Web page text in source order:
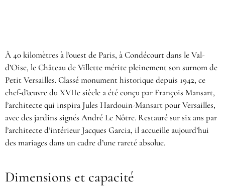
À 40 kilomètres à l’ouest de Paris, à Condécourt dans le Val-
d’Oise, le Château de Villettemérite pleinement son surnom de
Petit Versailles. Classé monument historique depuis 1942, ce
chef-d’œuvre du XVIIe siècle a été conçu par François Mansart,
l’architecte qui inspira Jules Hardouin-Mansart pour Versailles,
avec des jardins signés André Le Nôtre. Restauré sur six ans par
l’architecte d’intérieur Jacques Garcia, il accueille aujourd’hui
des mariages dans un cadre d’une rareté absolue.
Dimensions et capacité